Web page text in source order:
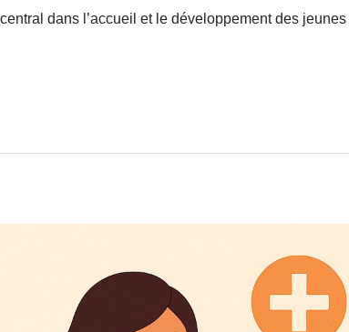
dans l’accueil et le développement des jeunes